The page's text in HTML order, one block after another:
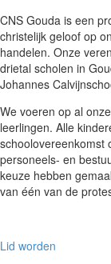
CNS Gouda is een
christelijk geloof op
handelen. Onze
drietal scholen in
Johannes
We voeren op al
leerlingen. Alle
schoolovereenkomst
personeels- en
keuze hebben
van één van de
Lid worden